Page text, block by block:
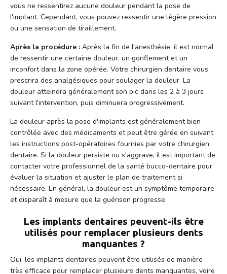
vous ne ressentirez aucune douleur pendant la pose de
l'implant. Cependant, vous pouvez ressentir une légère pression
ou une sensation de tiraillement.
Après la procédure : Après la fin de l'anesthésie, il est normal
de ressentir une certaine douleur, un gonflement et un
inconfort dans la zone opérée. Votre chirurgien dentaire vous
prescrira des analgésiques pour soulager la douleur. La
douleur atteindra généralement son pic dans les 2 à 3 jours
suivant l'intervention, puis diminuera progressivement.
La douleur après la pose d'implants est généralement bien
contrôlée avec des médicaments et peut être gérée en suivant
les instructions post-opératoires fournies par votre chirurgien
dentaire. Si la douleur persiste ou s'aggrave, il est important de
contacter votre professionnel de la santé bucco-dentaire pour
évaluer la situation et ajuster le plan de traitement si
nécessaire. En général, la douleur est un symptôme temporaire
et disparaît à mesure que la guérison progresse.
Les implants dentaires peuvent-ils être
utilisés pour remplacer plusieurs dents
manquantes ?
Oui, les implants dentaires peuvent être utilisés de manière
très efficace pour remplacer plusieurs dents manquantes, voire